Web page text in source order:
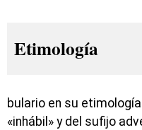
Etimología
bulario en su
«inhábil» y del sufijo